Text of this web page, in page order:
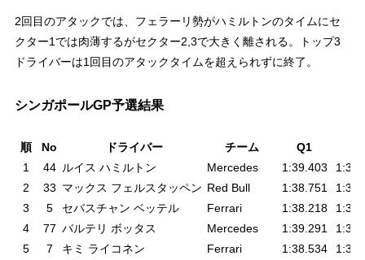
2回目のアタックでは、フェラーリ勢がハミルトンのタイムにセ
クター1では肉薄するがセクター2,3で大きく離される。トップ3
ドライバーは1回目のアタックタイムを超えられずに終了。
シンガポールGP予選結果
順 No ドライバー チーム Q1
1
44 ルイス ハミルトン Mercedes 1:39.403
2
33 マックス フェルスタッペン Red Bull 1:38.751
3
5 セバスチャン ベッテル Ferrari 1:38.218
4
77 バルテリ ボッタス Mercedes 1:39.291
5
7 キミ ライコネン Ferrari 1:38.534